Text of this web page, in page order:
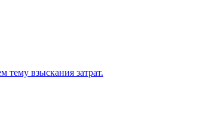
тему взыскания затрат.